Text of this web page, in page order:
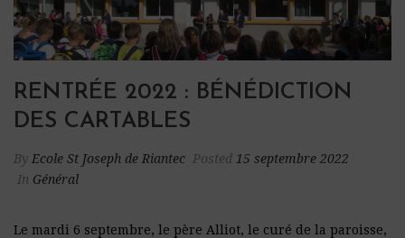
RENTRÉE 2022 : BÉNÉDICTION
DES CARTABLES
By Ecole St Joseph de Riantec Posted 15 septembre 2022
In Général
Le mardi 6 septembre, le père Alliot, le curé de la paroisse,